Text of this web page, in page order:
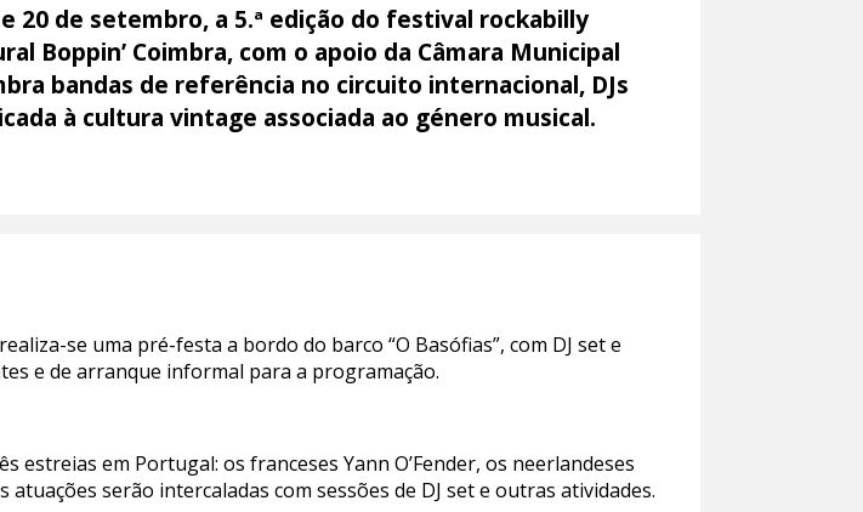
20 de setembro, a 5.ª edição do festival rockabilly
Boppin’ Coimbra, com o apoio da Câmara Municipal
bandas de referência no circuito internacional, DJs
à cultura vintage associada ao género musical.
se uma pré-festa a bordo do barco “O Basófias”, com DJ set e
e de arranque informal para a programação.
estreias em Portugal: os franceses Yann O’Fender, os neerlandeses
serão intercaladas com sessões de DJ set e outras atividades.